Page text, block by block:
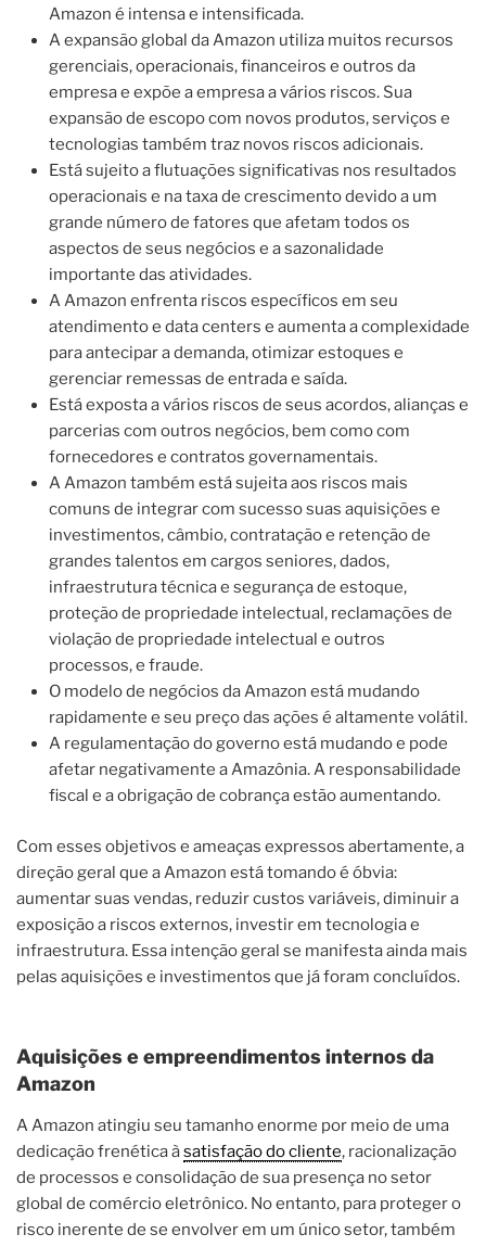
Amazon é intensa e intensificada.
A expansão global da Amazon utiliza muitos recursos
gerenciais, operacionais, financeiros e outros da
empresa e expõe a empresa a vários riscos. Sua
expansão de escopo com novos produtos, serviços e
tecnologias também traz novos riscos adicionais.
Está sujeito a flutuações significativas nos resultados
operacionais e na taxa de crescimento devido a um
grande número de fatores que afetam todos os
aspectos de seus negócios e a sazonalidade
importante das atividades.
A Amazon enfrenta riscos específicos em seu
atendimento e data centers e aumenta a complexidade
para antecipar a demanda, otimizar estoques e
gerenciar remessas de entrada e saída.
Está exposta a vários riscos de seus acordos, alianças e
parcerias com outros negócios, bem como com
fornecedores e contratos governamentais.
A Amazon também está sujeita aos riscos mais
comuns de integrar com sucesso suas aquisições e
investimentos, câmbio, contratação e retenção de
grandes talentos em cargos seniores, dados,
infraestrutura técnica e segurança de estoque,
proteção de propriedade intelectual, reclamações de
violação de propriedade intelectual e outros
processos, e fraude.
O modelo de negócios da Amazon está mudando
rapidamente e seu preço das ações é altamente volátil.
A regulamentação do governo está mudando e pode
afetar negativamente a Amazônia. A responsabilidade
fiscal e a obrigação de cobrança estão aumentando.
Com esses objetivos e ameaças expressos abertamente, a
direção geral que a Amazon está tomando é óbvia:
aumentar suas vendas, reduzir custos variáveis, diminuir a
exposição a riscos externos, investir em tecnologia e
infraestrutura. Essa intenção geral se manifesta ainda mais
pelas aquisições e investimentos que já foram concluídos.
Aquisições e empreendimentos internos da
Amazon
A Amazon atingiu seu tamanho enorme por meio de uma
dedicação frenética àsatisfação do cliente, racionalização
de processos e consolidação de sua presença no setor
global de comércio eletrônico. No entanto, para proteger o
risco inerente de se envolver em um único setor, também